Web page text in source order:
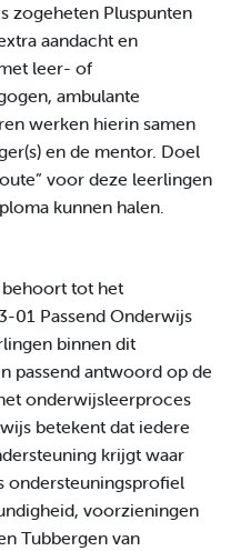
zogeheten Pluspunten
aandacht en
leer- of
ambulante
werken hierin samen
en de mentor. Doel
voor deze leerlingen
kunnen halen.
behoort tot het
01 Passend Onderwijs
binnen dit
passend antwoord op de
onderwijsleerproces
betekent dat iedere
krijgt waar
ondersteuningsprofiel
voorzieningen
Tubbergen van